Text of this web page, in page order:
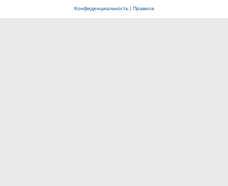
Конфиденциальность| Правила